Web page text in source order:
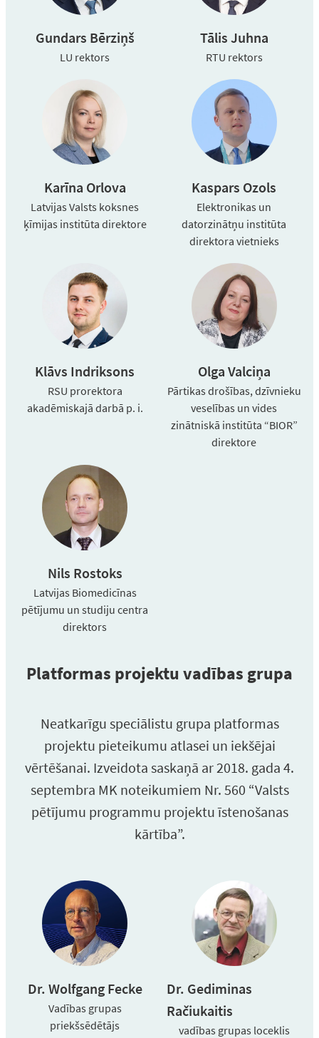
Gundars Bērziņš
LU rektors
Tālis Juhna
RTU rektors
Karīna Orlova
Latvijas Valsts koksnes
ķīmijas institūta direktore
Kaspars Ozols
Elektronikas un
datorzinātņu institūta
direktora vietnieks
Klāvs Indriksons
RSU prorektora
akadēmiskajā darbā p. i.
Olga Valciņa
Pārtikas drošības, dzīvnieku
veselības un vides
zinātniskā institūta “BIOR”
direktore
Nils Rostoks
Latvijas Biomedicīnas
pētījumu un studiju centra
direktors
Platformas projektu vadības grupa
Neatkarīgu speciālistu grupa platformas
projektu pieteikumu atlasei un iekšējai
vērtēšanai. Izveidota saskaņā ar 2018. gada 4.
septembra MK noteikumiem Nr. 560 “Valsts
pētījumu programmu projektu īstenošanas
kārtība”.
Dr. Wolfgang Fecke
Vadības grupas
priekšsēdētājs
Dr. Gediminas
Račiukaitis
vadības grupas loceklis